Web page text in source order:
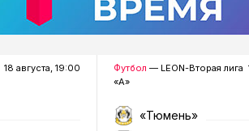
18 августа, 19:00 Футбол — LEON-Вторая лига
«А»
«Тюмень»